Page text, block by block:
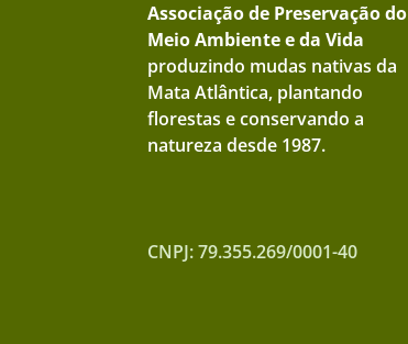
Associação de Preservação do
Meio Ambiente e da Vida
produzindo mudas nativas da
Mata Atlântica, plantando
florestas e conservando a
natureza desde 1987.
CNPJ: 79.355.269/0001-40